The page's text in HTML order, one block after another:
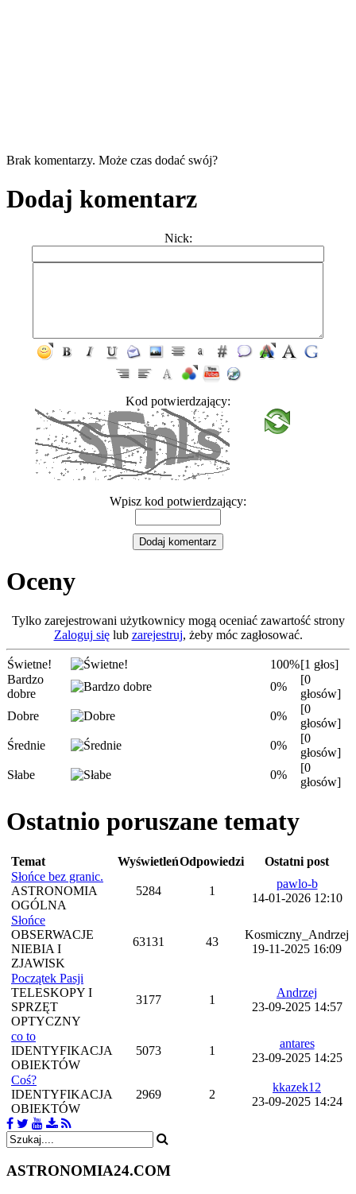
Brak komentarzy. Może czas dodać swój?
Dodaj komentarz
Nick:
Kod potwierdzający:
Wpisz kod potwierdzający:
Oceny
Tylko zarejestrowani użytkownicy mogą oceniać zawartość strony
Zaloguj sięlub zarejestruj, żeby móc zagłosować.
Świetne! 100%[1 głos]
Bardzo
dobre
0%
[0
głosów]
Dobre
0%
[0
głosów]
Średnie
0%
[0
głosów]
Słabe
0%
[0
głosów]
Ostatnio poruszane tematy
Temat WyświetleńOdpowiedzi
Ostatni post
Słońce bez granic.
ASTRONOMIA
OGÓLNA
5284 1
pawlo-b
14-01-2026 12:10
Słońce
OBSERWACJE
NIEBIA I
ZJAWISK
63131 43
Kosmiczny_Andrzej
19-11-2025 16:09
Początek Pasji
TELESKOPY I
SPRZĘT
OPTYCZNY
3177 1
Andrzej
23-09-2025 14:57
co to
IDENTYFIKACJA
OBIEKTÓW
5073 1
antares
23-09-2025 14:25
Coś?
IDENTYFIKACJA
OBIEKTÓW
2969 2
kkazek12
23-09-2025 14:24
ASTRONOMIA24.COM